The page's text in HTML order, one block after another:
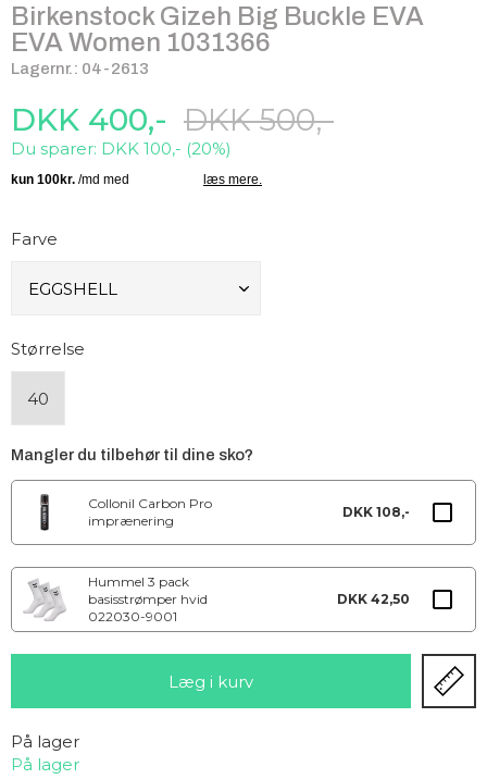
Birkenstock Gizeh Big Buckle EVA
EVA Women 1031366
Lagernr.: 04-2613
DKK 500,-
Du sparer: DKK 100,- (20%)
DKK 400,-
Farve
Størrelse
40
Mangler du tilbehør til dine sko?
Collonil Carbon Pro
imprænering
DKK 108,-
Hummel 3 pack
basisstrømper hvid
022030-9001
DKK 42,50
På lager
På lager